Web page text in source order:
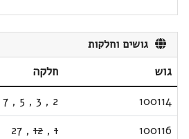
גושים וחלקות
גוש
חלקה
100114
2
,
3
,
5
,
7
100116
1
,
12
,
27